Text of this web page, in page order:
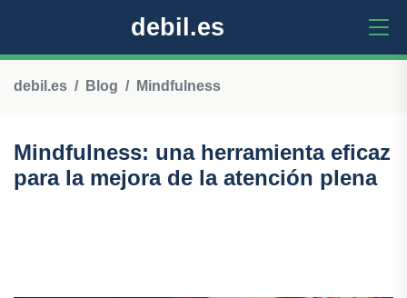
debil.es
debil.es Blog Mindfulness
Mindfulness: una herramienta eficaz
para la mejora de la atención plena